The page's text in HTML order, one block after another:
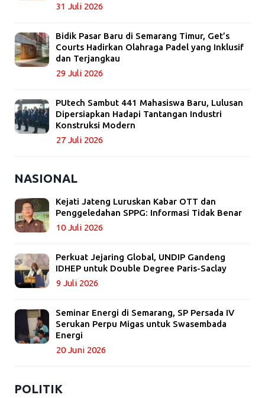
31 Juli 2026
Bidik Pasar Baru di Semarang Timur, Get’s
Courts Hadirkan Olahraga Padel yang Inklusif
dan Terjangkau
29 Juli 2026
PUtech Sambut 441 Mahasiswa Baru, Lulusan
Dipersiapkan Hadapi Tantangan Industri
Konstruksi Modern
27 Juli 2026
NASIONAL
Kejati Jateng Luruskan Kabar OTT dan
Penggeledahan SPPG: Informasi Tidak Benar
10 Juli 2026
Perkuat Jejaring Global, UNDIP Gandeng
IDHEP untuk Double Degree Paris-Saclay
9 Juli 2026
Seminar Energi di Semarang, SP Persada IV
Serukan Perpu Migas untuk Swasembada
Energi
20 Juni 2026
POLITIK